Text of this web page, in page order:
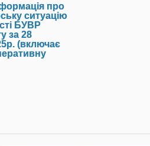
про
ситуацію
БУВР
за 28
(включає